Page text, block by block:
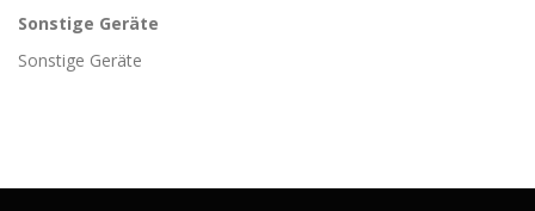
Sonstige Geräte
Sonstige Geräte